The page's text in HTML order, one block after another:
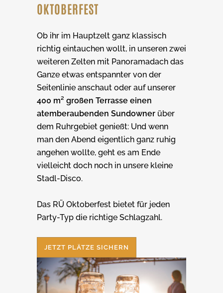
OKTOBERFEST
Ob ihr im Hauptzelt ganz klassisch
richtig eintauchen wollt, in unseren zwei
weiteren Zelten mit Panoramadach das
Ganze etwas entspannter von der
Seitenlinie anschaut oder auf unserer
400 m² großen Terrasse einen
atemberaubenden Sundowner über
dem Ruhrgebiet genießt: Und wenn
man den Abend eigentlich ganz ruhig
angehen wollte, geht es am Ende
vielleicht doch noch in unsere kleine
Stadl-Disco.
Das RÜ Oktoberfest bietet für jeden
Party-Typ die richtige Schlagzahl.
JETZT PLÄTZE SICHERN